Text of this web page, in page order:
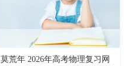
莫荒年 2026年高考物理复习网